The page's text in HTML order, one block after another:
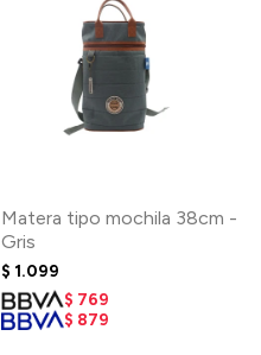
Matera tipo mochila 38cm -
Gris
$ 1.099
$ 769
$ 879